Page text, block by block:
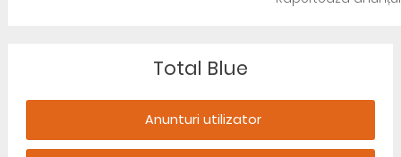
Total Blue
Anunturi utilizator